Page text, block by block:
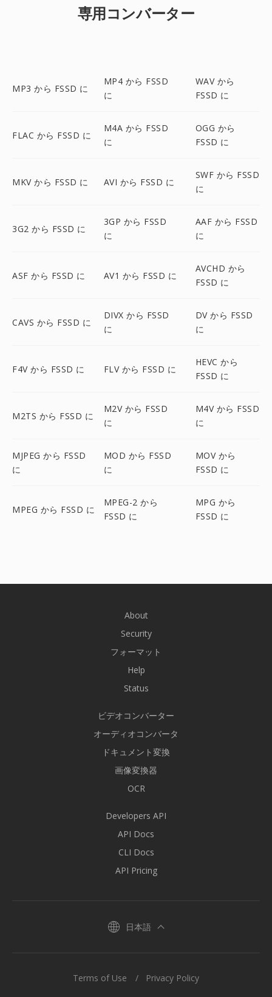
専用コンバーター
MP3 から FSSD に
MP4 から FSSD
に
WAV から
FSSD に
FLAC から FSSD に
M4A から FSSD
に
OGG から
FSSD に
MKV から FSSD に AVI から FSSD に
SWF から FSSD
に
3G2 から FSSD に
3GP から FSSD
に
AAF から FSSD
に
ASF から FSSD に AV1 から FSSD に
AVCHD から
FSSD に
CAVS から FSSD に
DIVX から FSSD
に
DV から FSSD
に
F4V から FSSD に FLV から FSSD に
HEVC から
FSSD に
M2TS から FSSD に
M2V から FSSD
に
M4V から FSSD
に
MJPEG から FSSD
に
MOD から FSSD
に
MOV から
FSSD に
MPEG から FSSD に
MPEG-2 から
FSSD に
MPG から
FSSD に
About
Security
フォーマット
Help
Status
ビデオコンバーター
オーディオコンバータ
ドキュメント変換
画像変換器
OCR
Developers API
API Docs
CLI Docs
API Pricing
日本語
Terms of Use Privacy Policy